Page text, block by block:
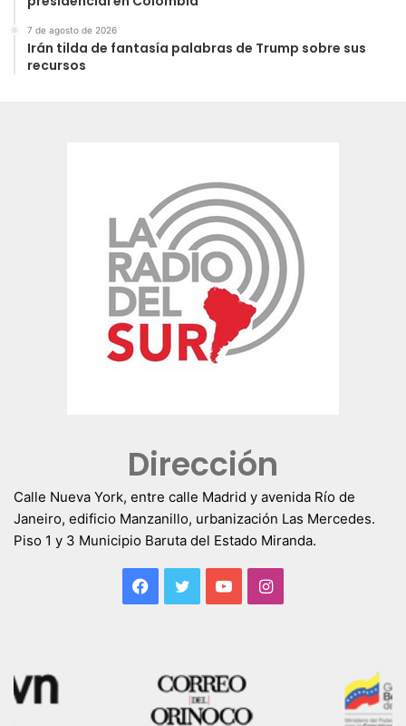
7 de agosto de 2026
Irán tilda de fantasía palabras de Trump sobre sus
recursos
Dirección
Calle Nueva York, entre calle Madrid y avenida Río de
Janeiro, edificio Manzanillo, urbanización Las Mercedes.
Piso 1 y 3 Municipio Baruta del Estado Miranda.
Facebook
TwitterYouTubeInstagram